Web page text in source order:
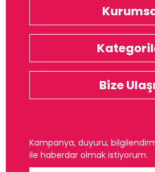
Bize
Kampanya, duyuru,
ile haberdar olmak istiyorum.